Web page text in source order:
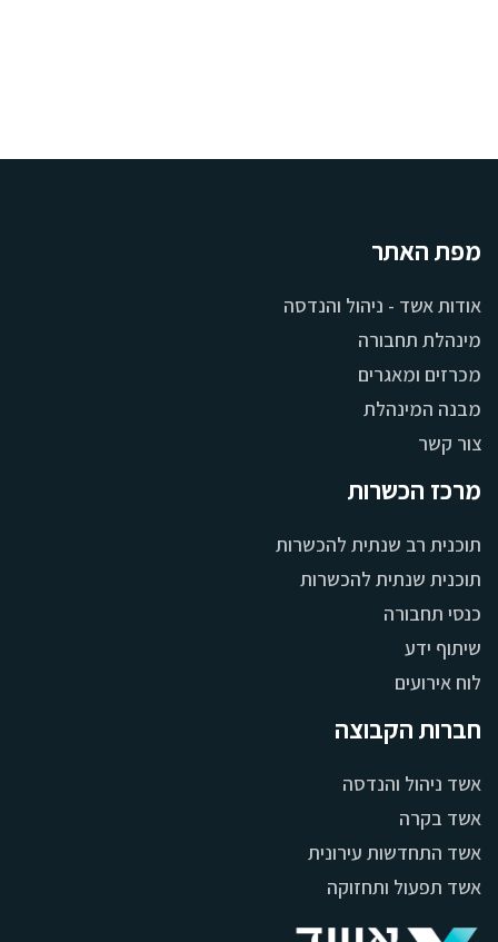
מפת האתר
אודות אשד - ניהול והנדסה
מינהלת תחבורה
מכרזים ומאגרים
מבנה המינהלת
צור קשר
מרכז הכשרות
תוכנית רב שנתית להכשרות
תוכנית שנתית להכשרות
כנסי תחבורה
שיתוף ידע
לוח אירועים
חברות הקבוצה
אשד ניהול והנדסה
אשד בקרה
אשד התחדשות עירונית
אשד תפעול ותחזוקה